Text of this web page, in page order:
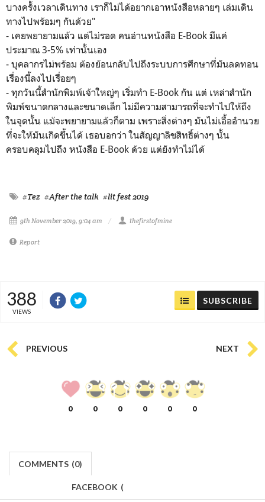
บางครั้งเวลาเดินทาง เราก็ไม่ได้อยากเอาหนังสือหลายๆ เล่มเดิน
ทางไปพร้อมๆ กันด้วย"
- เคยพยายามแล้ว แต่ไม่รอด คนอ่านหนังสือ E-Book มีแค่
ประมาณ 3-5% เท่านั้นเอง
- บุคลากรไม่พร้อม ต้องย้อนกลับไปถึงระบบการศึกษาที่มันลดทอน
เรื่องนี้ลงไปเรื่อยๆ
- ทุกวันนี้สํานักพิมพ์เจ้าใหญ่ๆ เริ่มทํา E-Book กัน แต่ เหล่าสํานัก
พิมพ์ขนาดกลางและขนาดเล็ก ไม่มีความสามารถที่จะทําไปให้ถึง
ในจุดนั้น แม้จะพยายามแล้วก็ตาม เพราะสิ่งต่างๆ มันไม่เอื้ออํานวย
ที่จะให้มันเกิดขึ้นได้ เธอบอกว่า ในสัญญาลิขสิทธิ์ต่างๆ นั้น
ครอบคลุมไปถึง หนังสือ E-Book ด้วย แต่ยังทําไม่ได้
#Tez #After the talk #lit fest 2019
9th November 2019, 9:04 am thefirstofmine
Report
388
VIEWS
SUBSCRIBE
PREVIOUS NEXT
0 0 0 0 0 0
COMMENTS (0)
FACEBOOK (